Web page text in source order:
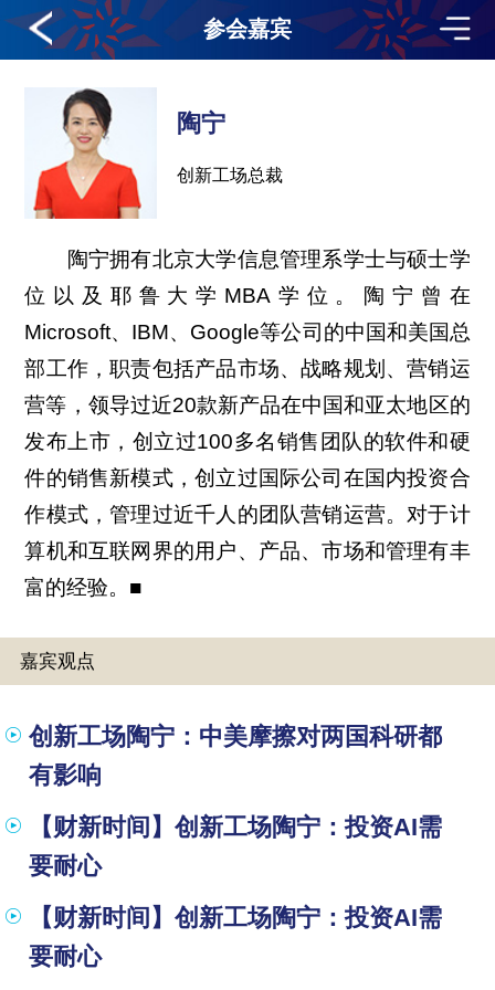
参会嘉宾
陶宁
创新工场总裁
陶宁拥有北京大学信息管理系学士与硕士学
位以及耶鲁大学MBA学位。陶宁曾在
Microsoft、IBM、Google等公司的中国和美国总
部工作，职责包括产品市场、战略规划、营销运
营等，领导过近20款新产品在中国和亚太地区的
发布上市，创立过100多名销售团队的软件和硬
件的销售新模式，创立过国际公司在国内投资合
作模式，管理过近千人的团队营销运营。对于计
算机和互联网界的用户、产品、市场和管理有丰
富的经验。■
嘉宾观点
创新工场陶宁：中美摩擦对两国科研都
有影响
【财新时间】创新工场陶宁：投资AI需
要耐心
【财新时间】创新工场陶宁：投资AI需
要耐心